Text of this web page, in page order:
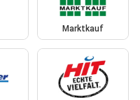
Marktkauf